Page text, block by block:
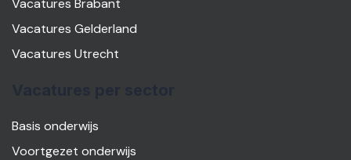
Vacatures Brabant
Vacatures Gelderland
Vacatures Utrecht
Basis onderwijs
Voortgezet onderwijs